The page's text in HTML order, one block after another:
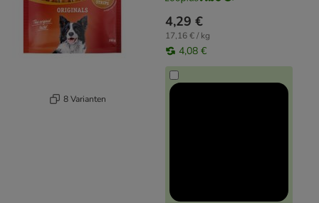
8 Varianten
4,29 €
17,16 € / kg
4,08 €